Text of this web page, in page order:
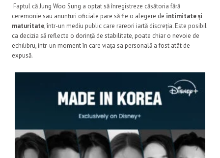
Faptul că Jung Woo Sung a optat să înregistreze căsătoria fără
ceremonie sau anunțuri oficiale pare să fie o alegere de intimitate și
maturitate, într-un mediu public care rareori iartă discreția. Este posibil
ca decizia să reflecte o dorință de stabilitate, poate chiar o nevoie de
echilibru, într-un moment în care viața sa personală a fost atât de
expusă.